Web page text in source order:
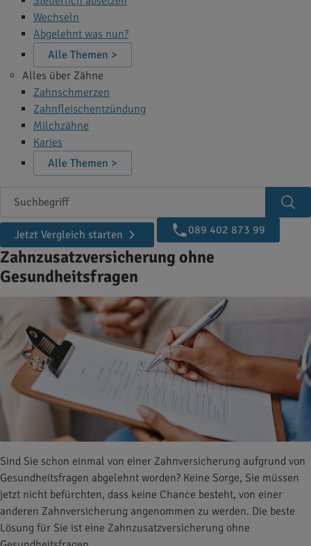
Wechseln
Abgelehnt was nun?
Alle Themen >
Alles über Zähne
Zahnschmerzen
Zahnfleischentzündung
Milchzähne
Karies
Alle Themen >
Suchbegriff
Jetzt Vergleich starten
089 402 873 99
Zahnzusatzversicherung ohne
Gesundheitsfragen
Sind Sie schon einmal von einer Zahnversicherung aufgrund von
Gesundheitsfragen abgelehnt worden? Keine Sorge, Sie müssen
jetzt nicht befürchten, dass keine Chance besteht, von einer
anderen Zahnversicherung angenommen zu werden. Die beste
Lösung für Sie ist eine Zahnzusatzversicherung ohne